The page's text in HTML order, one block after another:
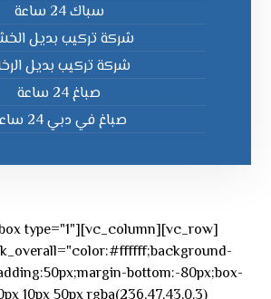
سباك 24 ساعة
شركة تركيب بديل
شركة تركيب بديل
صباغ 24 ساعة
صباغ في دبي 24 ساعة
type="1"
bottom:-80px;box-